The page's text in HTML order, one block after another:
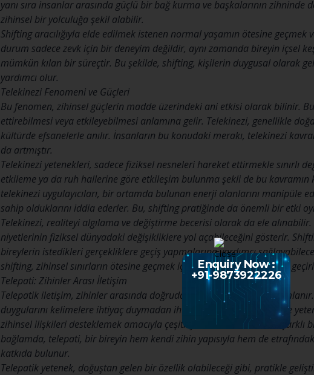
yanı sıra insanlar arasında güçlü bir bağ kurma ve başkalarının zihninde
zihinsel bir yolculuğa şekil alabilir.
Shifting aracılığıyla elde edilmek istenen normal yaşamın ötesine
durum sadece zevk için bir deneyim değildir, aynı zamanda bireyin içsel
mümkün kılan bir süreçtir. Bu şekilde, shifting, kişilerin duygusal olarak
yardımcı olur.
Telekinezi Fenomeni ve Güçleri
Bu fenomen, zihinsel güçlerin madde üzerindeki ani etkisi olarak bilinir.
ettirebilmesi veya etkileyebilmesi anlamına gelir. Telekinezi, genellikle
kültürde efsanelerle anılır. İnsanların bu konudaki merakı, telekinezi
da artmıştır.
Telekinezi yetenekleri, sadece fiziksel nesneleri hareket ettirmekle sınırlı
etkileme ya da ruh hallerine göre etkileşim bulunma şekli de bu kavramın
telekinezi uygulayıcıları, bir ortamda bulunan enerji alanlarını manipüle
sahip olduklarını iddia ederler. Bu, shifting pratiğinde da önemli bir etki
Telekinezi, realiteyi algılama ve değiştirme becerisi olarak da ele
niyetlerinin fiziksel dünyadaki değişikliklere yol açabileceğini gösterir.
bireylerin istedikleri gerçekliklere geçiş yapmalarına yardımcı
shifting, zihinsel sınırların ötesine geçmek için bir araç olarak gözden
Telepati: Zihinler Arası İletişim
Telepatik iletişim, zihinler arasında doğrudan bir iletişim biçimi
duygularını kelimelere ihtiyaç duymadan ihtiyaç duymadan iletebilme
zihinsel ilişkileri desteklemek amacıyla çeşitli yöntemler kullanarak farklı
bağlamda, telepati, bir bireyin hem kendi zihin yapısıyla hem de
katkıda bulunur.
Telepatik yetenek, doğuştan gelen bir özellik olabileceği gibi, pratikle
Enquiry Now :
+91-9873922226